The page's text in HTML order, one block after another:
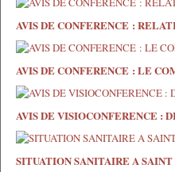
AVIS DE CONFERENCE :
AVIS DE CONFERENCE : LE
AVIS DE VISIOCONFERENCE :
SITUATION SANITAIRE A